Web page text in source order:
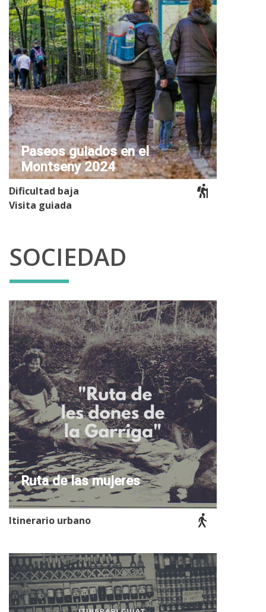
Paseos guiados en el
Montseny 2024
Dificultad baja
Visita guiada
SOCIEDAD
Ruta de las mujeres
Itinerario urbano